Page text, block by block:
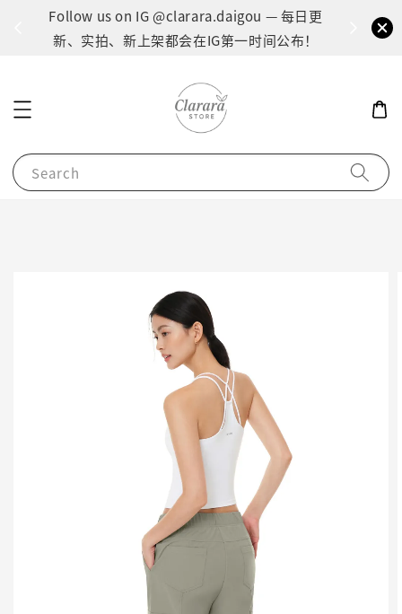
Follow us on IG @clarara.daigou — 每日更
新、实拍、新上架都会在IG第一时间公布！
Search